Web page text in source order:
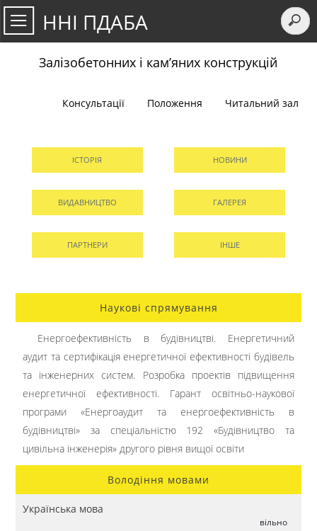
ННІ ПДАБА
Залізобетонних і кам’яних конструкцій
Консультації Положення Читальний зал
ІСТОРІЯ НОВИНИ
ВИДАВНИЦТВО ГАЛЕРЕЯ
ПАРТНЕРИ ІНШЕ
Наукові спрямування
Енергоефективність в будівництві. Енергетичний
аудит та сертифікація енергетичної ефективності будівель
та інженерних систем. Розробка проектів підвищення
енергетичної ефективності. Гарант освітньо-наукової
програми «Енергоаудит та енергоефективність в
будівництві» за спеціальністю 192 «Будівництво та
цивільна інженерія» другого рівня вищої освіти
Володіння мовами
Українська мова
вільно